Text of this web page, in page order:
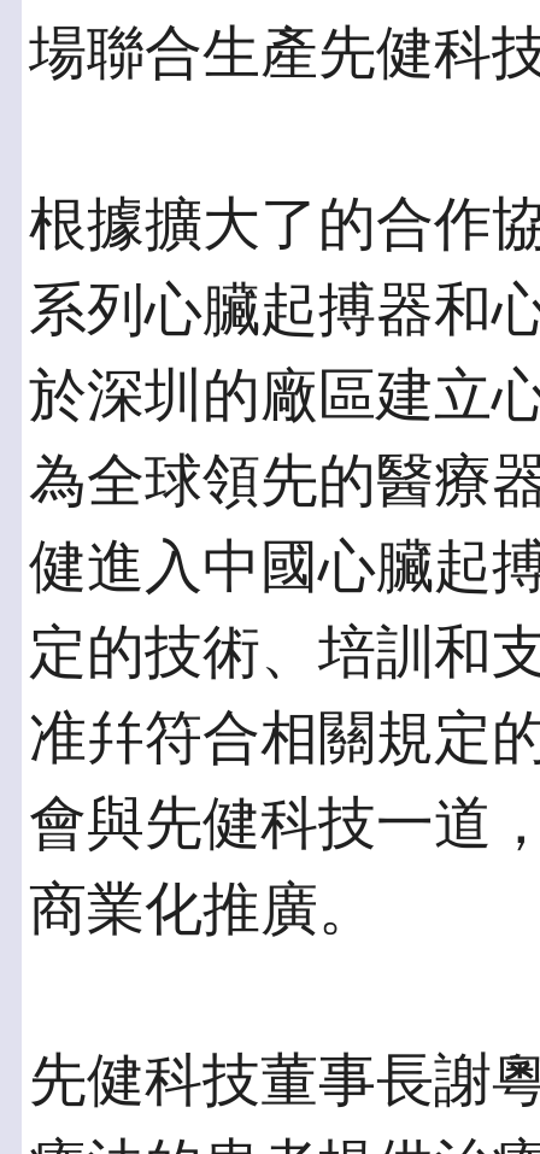
場聯合生產先健科
根據擴大了的合作
系列心臟起搏器和
於深圳的廠區建立
為全球領先的醫療
健進入中國心臟起
定的技術、培訓和
准幷符合相關規定
會與先健科技一道
商業化推廣。
先健科技董事長謝